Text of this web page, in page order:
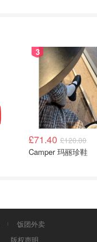
3
£71.40 £120.00
Camper 玛丽珍鞋
饭团外卖
版权声明